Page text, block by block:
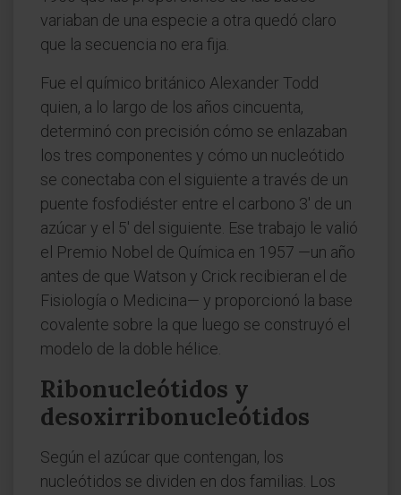
variaban de una especie a otra quedó claro
que la secuencia no era fija.
Fue el químico británico Alexander Todd
quien, a lo largo de los años cincuenta,
determinó con precisión cómo se enlazaban
los tres componentes y cómo un nucleótido
se conectaba con el siguiente a través de un
puente fosfodiéster entre el carbono 3' de un
azúcar y el 5' del siguiente. Ese trabajo le valió
el Premio Nobel de Química en 1957 —un año
antes de que Watson y Crick recibieran el de
Fisiología o Medicina— y proporcionó la base
covalente sobre la que luego se construyó el
modelo de la doble hélice.
Ribonucleótidos y
desoxirribonucleótidos
Según el azúcar que contengan, los
nucleótidos se dividen en dos familias. Los